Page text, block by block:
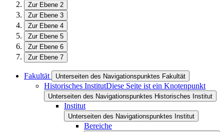
Zur Ebene 2
Zur Ebene 3
Zur Ebene 4
Zur Ebene 5
Zur Ebene 6
Zur Ebene 7
Fakultät Unterseiten des Navigationspunktes Fakultät
Historisches InstitutDiese Seite ist ein Knotenpunkt
Unterseiten des Navigationspunktes Historisches Institut
Institut
Unterseiten des Navigationspunktes Institut
Bereiche